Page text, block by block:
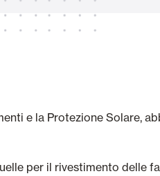
e la Protezione Solare,
per il rivestimento delle